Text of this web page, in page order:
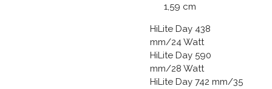
1,59 cm
HiLite Day 438
mm/24 Watt
HiLite Day 590
mm/28 Watt
HiLite Day 742 mm/35